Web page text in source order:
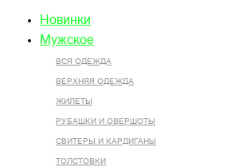
Новинки
Мужское
ВСЯ ОДЕЖДА
ВЕРХНЯЯ ОДЕЖДА
ЖИЛЕТЫ
РУБАШКИ И ОВЕРШОТЫ
СВИТЕРЫ И КАРДИГАНЫ
ТОЛСТОВКИ